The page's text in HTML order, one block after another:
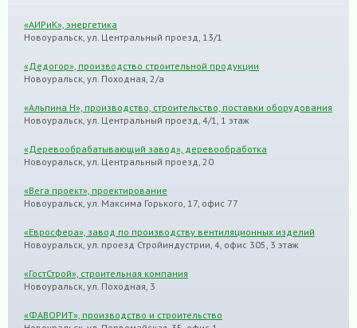
«АИРиК», энергетика
Новоуральск, ул. Центральный проезд, 13/1
«Дедогор», производство строительной продукции
Новоуральск, ул. Походная, 2/а
«Альпина Н», производство, строительство, поставки оборудования
Новоуральск, ул. Центральный проезд, 4/1, 1 этаж
«Деревообрабатывающий завод», деревообработка
Новоуральск, ул. Центральный проезд, 20
«Вега проект», проектирование
Новоуральск, ул. Максима Горького, 17, офис 77
«Евросфера», завод по производству вентиляционных изделий
Новоуральск, ул. проезд Стройиндустрии, 4, офис 305, 3 этаж
«ГостСтрой», строительная компания
Новоуральск, ул. Походная, 3
«ФАВОРИТ», производство и строительство